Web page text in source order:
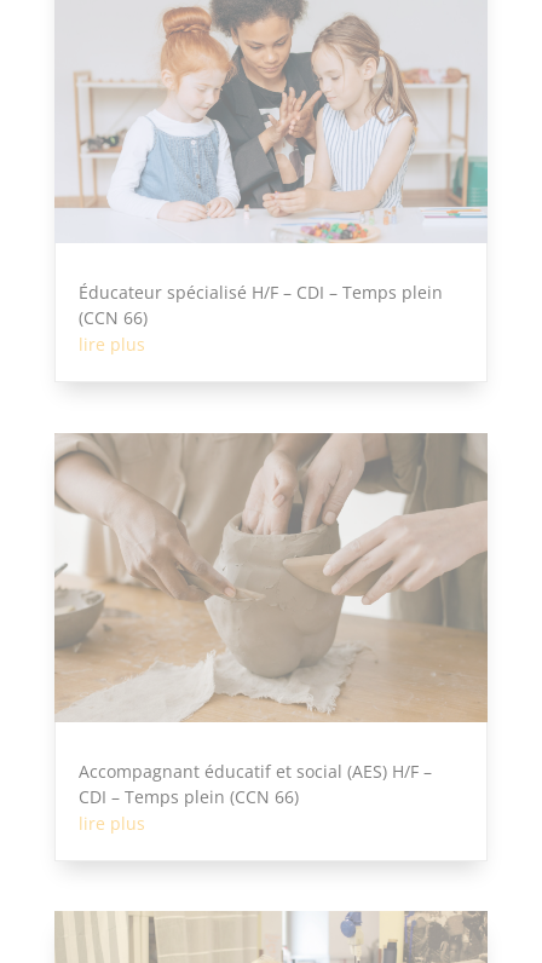
Éducateur spécialisé H/F – CDI – Temps plein
(CCN 66)
lire plus
Accompagnant éducatif et social (AES) H/F –
CDI – Temps plein (CCN 66)
lire plus